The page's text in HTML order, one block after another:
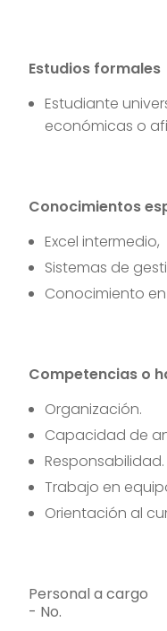
Estudios formales
Estudiante
económicas o
Conocimientos
Excel intermedio,
Sistemas de
Conocimiento
Competencias o
Organización.
Capacidad de
Responsabilidad.
Trabajo en
Orientación al
Personal a cargo
- No.